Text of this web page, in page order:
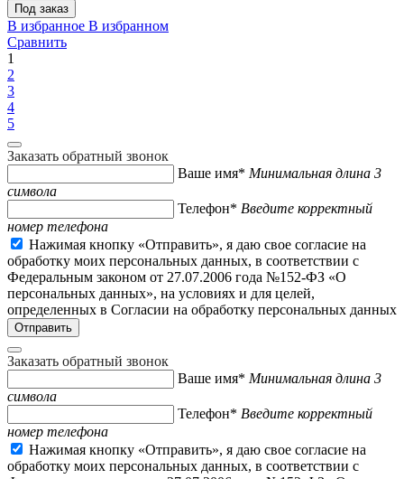
Под заказ
В избранное В избранном
Сравнить
1
2
3
4
5
Заказать обратный звонок
Ваше имя* Минимальная длина 3
символа
Телефон* Введите корректный
номер телефона
Нажимая кнопку «Отправить», я даю свое согласие на
обработку моих персональных данных, в соответствии с
Федеральным законом от 27.07.2006 года №152-ФЗ «О
персональных данных», на условиях и для целей,
определенных в Согласии на обработку персональных данных
Заказать обратный звонок
Ваше имя* Минимальная длина 3
символа
Телефон* Введите корректный
номер телефона
Нажимая кнопку «Отправить», я даю свое согласие на
обработку моих персональных данных, в соответствии с